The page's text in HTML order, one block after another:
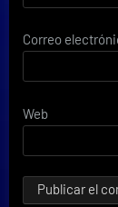
Correo
Web